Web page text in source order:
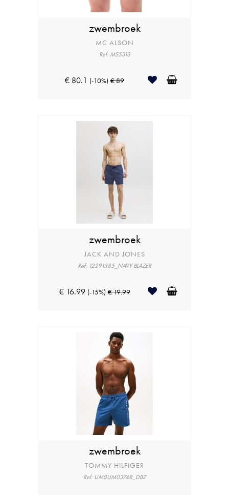
zwembroek
MC ALSON
Ref: MS5313
€ 80.1 (-10%) € 89
zwembroek
JACK AND JONES
Ref: 12291385_NAVY BLAZER
€ 16.99 (-15%) € 19.99
zwembroek
TOMMY HILFIGER
Ref: UM0UM03748_DBZ